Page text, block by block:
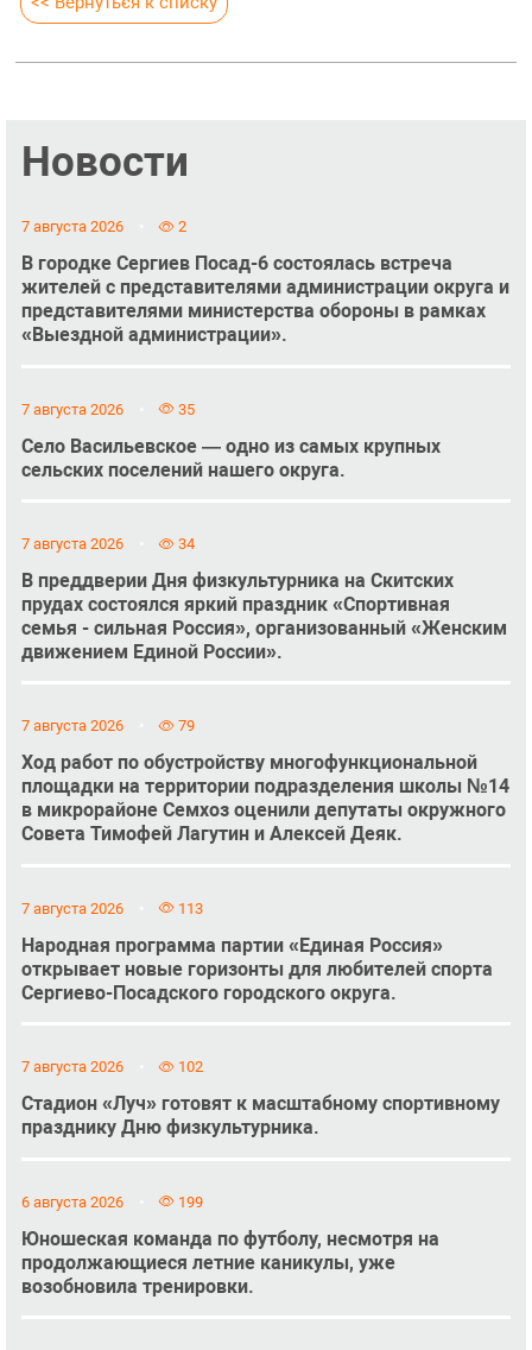
Новости
7 августа 2026 2
В городке Сергиев Посад-6 состоялась встреча
жителей с представителями администрации округа и
представителями министерства обороны в рамках
«Выездной администрации».
7 августа 2026 35
Село Васильевское — одно из самых крупных
сельских поселений нашего округа.
7 августа 2026 34
В преддверии Дня физкультурника на Скитских
прудах состоялся яркий праздник «Спортивная
семья - сильная Россия», организованный «Женским
движением Единой России».
7 августа 2026 79
Ход работ по обустройству многофункциональной
площадки на территории подразделения школы №14
в микрорайоне Семхоз оценили депутаты окружного
Совета Тимофей Лагутин и Алексей Деяк.
7 августа 2026 113
Народная программа партии «Единая Россия»
открывает новые горизонты для любителей спорта
Сергиево-Посадского городского округа.
7 августа 2026 102
Стадион «Луч» готовят к масштабному спортивному
празднику Дню физкультурника.
6 августа 2026 199
Юношеская команда по футболу, несмотря на
продолжающиеся летние каникулы, уже
возобновила тренировки.